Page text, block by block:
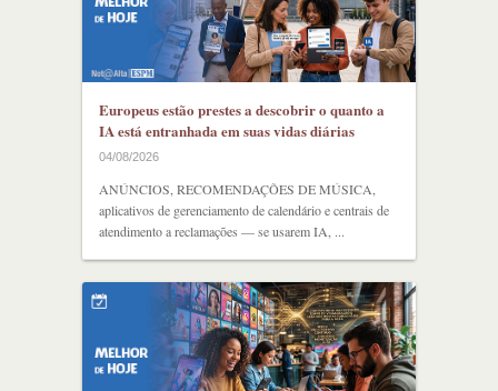
Europeus estão prestes a descobrir o quanto a
IA está entranhada em suas vidas diárias
04/08/2026
ANÚNCIOS, RECOMENDAÇÕES DE MÚSICA,
aplicativos de gerenciamento de calendário e centrais de
atendimento a reclamações — se usarem IA, ...